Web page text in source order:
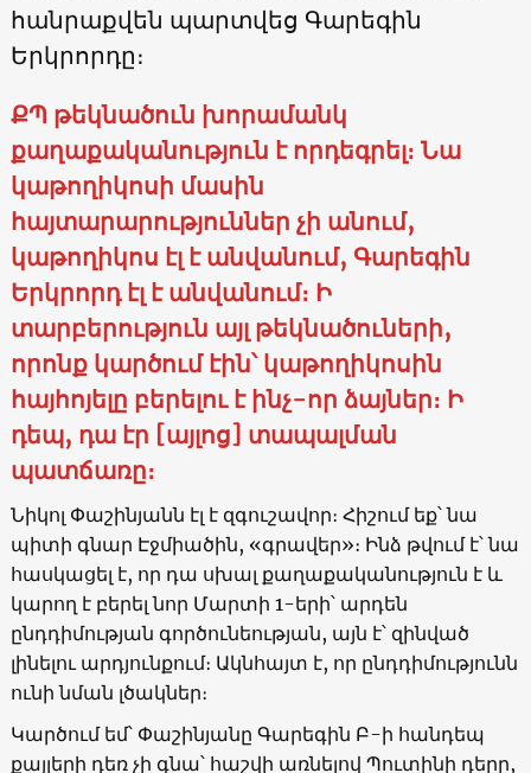
հանրաքվեն պարտվեց Գարեգին
Երկրորդը։
ՔՊ թեկնածուն խորամանկ
քաղաքականություն է որդեգրել։ Նա
կաթողիկոսի մասին
հայտարարություններ չի անում,
կաթողիկոս էլ է անվանում, Գարեգին
Երկրորդ էլ է անվանում։ Ի
տարբերություն այլ թեկնածուների,
որոնք կարծում էին՝ կաթողիկոսին
հայհոյելը բերելու է ինչ-որ ձայներ։ Ի
դեպ, դա էր [այլոց] տապալման
պատճառը։
Նիկոլ Փաշինյանն էլ է զգուշավոր։ Հիշում եք՝ նա
պիտի գնար Էջմիածին, «գրավեր»։ Ինձ թվում է՝ նա
հասկացել է, որ դա սխալ քաղաքականություն է և
կարող է բերել նոր Մարտի 1-երի՝ արդեն
ընդդիմության գործունեության, այն է՝ զինված
լինելու արդյունքում։ Ակնհայտ է, որ ընդդիմությունն
ունի նման լծակներ։
Կարծում եմ՝ Փաշինյանը Գարեգին Բ-ի հանդեպ
քայլերի դեռ չի գնա՝ հաշվի առնելով Պուտինի դերը,